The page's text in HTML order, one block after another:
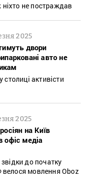
ніхто не постраждав
2025
двори
авто не
активісти
2025
на Київ
офіс медіа
до початку
мовлення Oboz